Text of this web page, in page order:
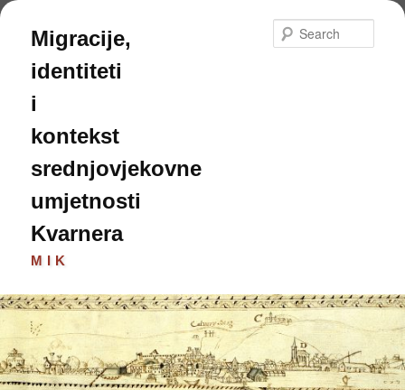
Skip
primary
content
Migracije,
identiteti
i
kontekst
srednjovjekovne
umjetnosti
Kvarnera
MIK